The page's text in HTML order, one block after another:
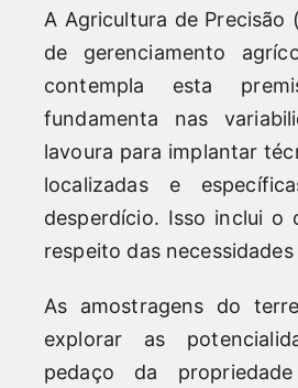
A Agricultura de Precisão
de gerenciamento
contempla esta
fundamenta nas
lavoura para implantar
localizadas e
desperdício. Isso inclui o
respeito das
As amostragens do
explorar as
pedaço da